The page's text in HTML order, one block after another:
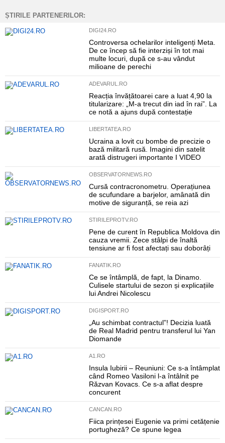
ȘTIRILE PARTENERILOR:
DIGI24.RO
Controversa ochelarilor inteligenți Meta.
De ce încep să fie interziși în tot mai
multe locuri, după ce s-au vândut
milioane de perechi
ADEVARUL.RO
Reacția învățătoarei care a luat 4,90 la
titularizare: „M-a trecut din iad în rai”. La
ce notă a ajuns după contestație
LIBERTATEA.RO
Ucraina a lovit cu bombe de precizie o
bază militară rusă. Imagini din satelit
arată distrugeri importante I VIDEO
OBSERVATORNEWS.RO
Cursă contracronometru. Operațiunea
de scufundare a barjelor, amânată din
motive de siguranță, se reia azi
STIRILEPROTV.RO
Pene de curent în Republica Moldova din
cauza vremii. Zece stâlpi de înaltă
tensiune ar fi fost afectați sau doborâți
FANATIK.RO
Ce se întâmplă, de fapt, la Dinamo.
Culisele startului de sezon și explicațiile
lui Andrei Nicolescu
DIGISPORT.RO
„Au schimbat contractul”! Decizia luată
de Real Madrid pentru transferul lui Yan
Diomande
A1.RO
Insula Iubirii – Reuniuni: Ce s-a întâmplat
când Romeo Vasiloni l-a întâlnit pe
Răzvan Kovacs. Ce s-a aflat despre
concurent
CANCAN.RO
Fiica prințesei Eugenie va primi cetățenie
portugheză? Ce spune legea